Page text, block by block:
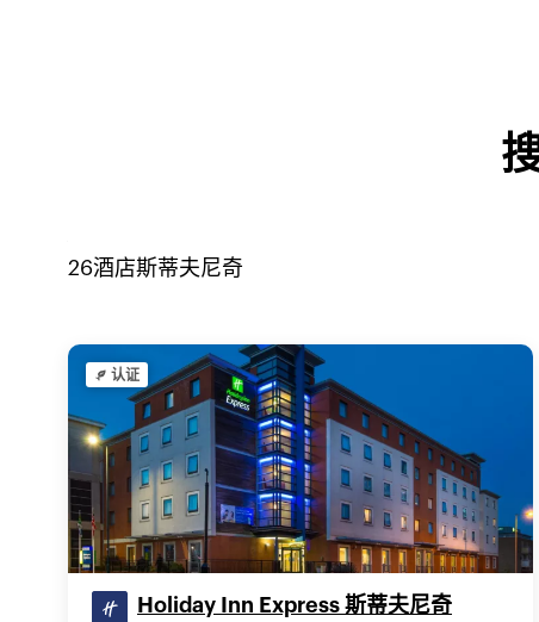
26酒店斯蒂夫尼奇
认证
Holiday Inn Express 斯蒂夫尼奇